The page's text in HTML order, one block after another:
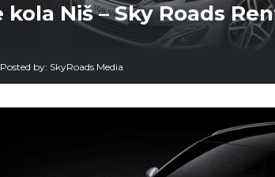
Niš – Sky Roads
Posted by: SkyRoads Media